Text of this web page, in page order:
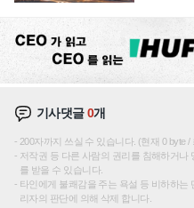
기사댓글0개
200자까지 쓰실 수 있습니다. (현재 0 byte /
저작권 등 다른 사람의 권리를 침해하거나
를 받을 수 있습니다.
타인에게 불쾌감을 주는 욕설 등 비하하
리자의 판단에 의해 삭제 합니다.